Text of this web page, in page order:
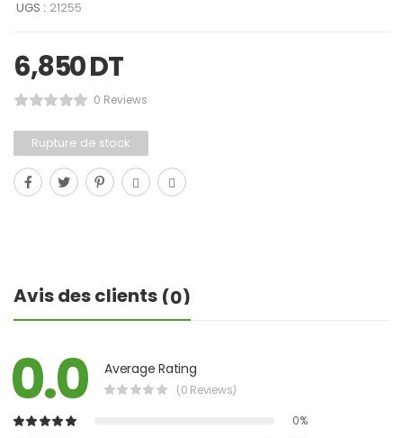
UGS : 21255
6,850DT
0 Reviews
Rupture de stock
Avis des clients (0)
0.0 Average Rating
(0 Reviews)
0%